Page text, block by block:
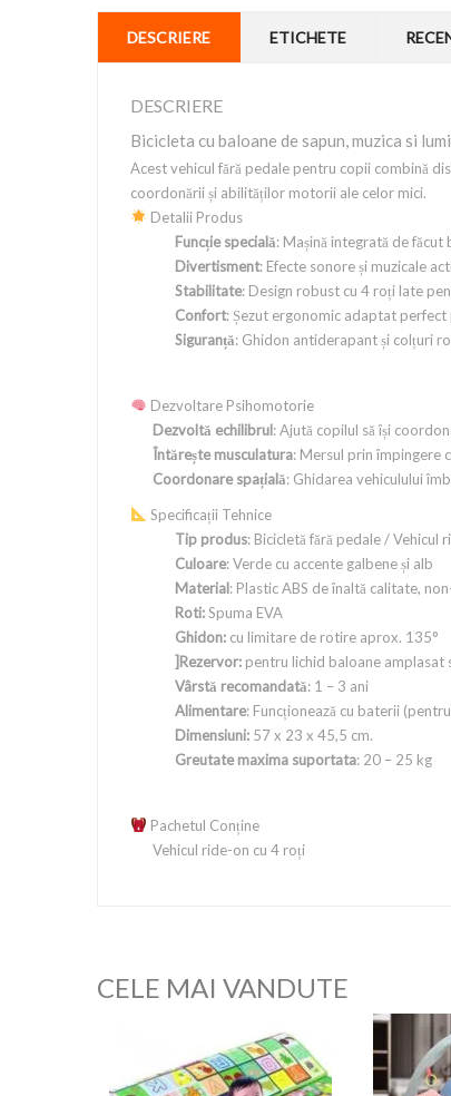
DESCRIERE ETICHETE
DESCRIERE
Bicicleta cu baloane de sapun, muzica si
Acest vehicul fără pedale pentru copii combină
coordonării și abilităților motorii ale celor mici.
Detalii Produs
Funcție specială: Mașină integrată de
Divertisment: Efecte sonore și muzicale
Stabilitate: Design robust cu 4 roți late
Confort: Șezut ergonomic adaptat
Siguranță: Ghidon antiderapant și colțuri
Dezvoltare Psihomotorie
Dezvoltă echilibrul: Ajută copilul să își
Întărește musculatura: Mersul prin împingere
Coordonare spațială: Ghidarea vehiculului
Specificații Tehnice
Tip produs: Bicicletă fără pedale / Vehicul
Culoare: Verde cu accente galbene și alb
Material: Plastic ABS de înaltă calitate,
Roti:Spuma EVA
Ghidon: cu limitare de rotire aprox. 135°
]Rezervor: pentru lichid baloane amplasat
Vârstă recomandată: 1 – 3 ani
Alimentare: Funcționează cu baterii
Dimensiuni: 57 x 23 x 45,5 cm.
Greutate maxima suportata: 20 – 25 kg
Pachetul Conține
Vehicul ride-on cu 4 roți
CELE MAI VANDUTE